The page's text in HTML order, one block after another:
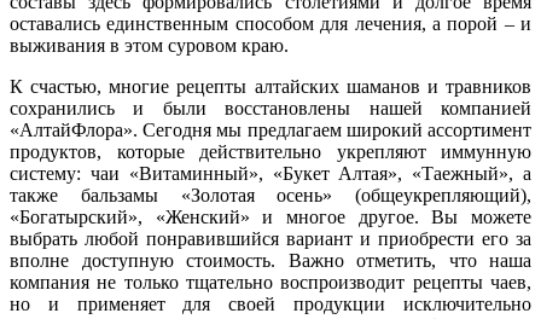
оставались единственным способом для лечения, а порой – и
выживания в этом суровом краю.
К счастью, многие рецепты алтайских шаманов и травников
сохранились и были восстановлены нашей компанией
«АлтайФлора». Сегодня мы предлагаем широкий ассортимент
продуктов, которые действительно укрепляют иммунную
систему: чаи «Витаминный», «Букет Алтая», «Таежный», а
также бальзамы «Золотая осень» (общеукрепляющий),
«Богатырский», «Женский» и многое другое. Вы можете
выбрать любой понравившийся вариант и приобрести его за
вполне доступную стоимость. Важно отметить, что наша
компания не только тщательно воспроизводит рецепты чаев,
но и применяет для своей продукции исключительно